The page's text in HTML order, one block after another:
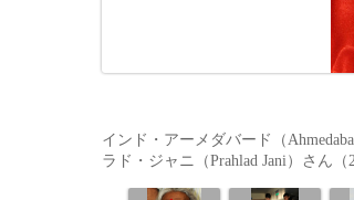
インド・アーメダバード（
ラド・ジャニ（Prahlad Jani）さん